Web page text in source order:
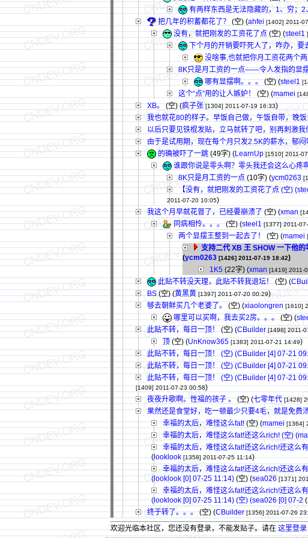
有两样东西是无法隐藏的，1、穷；2
把几年的积蓄都花了？
(空) (ahfei [1402] 2011-
没有，就把刚发的工资花了点(空) (steel1
下个月的开销要吓死人了，咋办，要
没啥事,也就把你月工资花两个
8K只是月工资的一点——令人发指的显
哪有显摆啊。。。(空) (steel1
这个“点”用的让人嫉妒！
(空) (mamei
XB。(空) (疯子张 [1304] 2011-07-19 16:33)
我也就花80的样子。早饭自己做，午饭自带，晚
以后只要见铁棍发贴，立马就转了吧，别再刺激我
由于是试用期，现在每个月只发2.5K的薪水，郁闷
的确被吓了一跳 (49字)(LearnUp [1510] 2011-
谁跟你说是零头啊？零头我还会这么心疼
8K只是月工资的一点 (10字)(ycm0263
【没有，就把刚发的工资花了点 (空)
2011-07-20 10:05)
我这个月早就花冒了，已经要崩溃了(空) (xman
同病相怜。。。(空) (steel1 [1377] 2011-
两个显摆王整到一起去了！
(空) (mamei
支持二代 XB 王 SHOW 一下他
(ycm0263 [1426] 2011-07-19 18:42)
1K5 (22字) (xman [1419] 2011-
此贴不转没天理，此贴不转我退坛！(空) (
BS(空) (黄黑黄 [1397] 2011-07-20 00:29)
够去朝鲜买几个老婆了。
(空) (xiaolongren [1610]
哪里可以买啊，我去买2房。。。(空) (
此贴不转，每日一顶！(空) (CBuilder [1498] 2011-
顶 (空) (UnKnow365 [1383] 2011-07-21 14:49)
此贴不转，每日一顶！ (空) (CBuilder [4] 07-21
此贴不转，每日一顶！ (空) (CBuilder [4] 07-21
此贴不转，每日一顶！ (空) (CBuilder [4] 07-21
[1409] 2011-07-23 00:58)
夜夜升歌啊。性福的孩子 。(空) (七零年代 [1428]
果然还是食堂好，吃一顿最少只要4毛，就是免费
幸福的太后，难怪这么fat!(空) (mamei [1364]
幸福的太后，难怪这么fat!还这么rich! (空)
幸福的太后，难怪这么fat!还这么rich!还这么
(looklook [1358] 2011-07-25 11:14)
幸福的太后，难怪这么fat!还这么rich!还这么
(looklook [0] 07-25 11:14)(空) (sea026 [1371]
幸福的太后，难怪这么fat!还这么rich!还这么
(looklook [0] 07-25 11:14) (空) (sea026 [0] 07-2(
终于转了。。。(空) (CBuilder [1356] 2011-07-26
欢迎光临本社区，您还没有登录，不能发贴子。请在这里登录